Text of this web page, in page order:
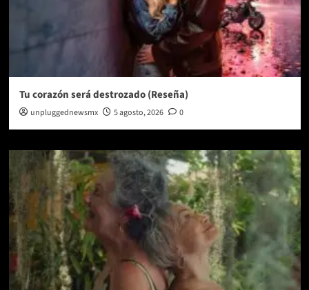
Tu corazón será destrozado (Reseña)
unpluggednewsmx 5 agosto, 2026 0